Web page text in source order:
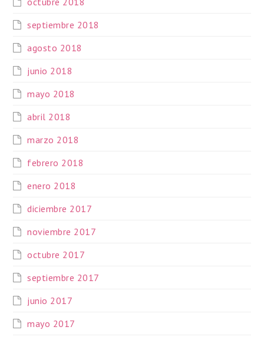
septiembre 2018
agosto 2018
junio 2018
mayo 2018
abril 2018
marzo 2018
febrero 2018
enero 2018
diciembre 2017
noviembre 2017
octubre 2017
septiembre 2017
junio 2017
mayo 2017